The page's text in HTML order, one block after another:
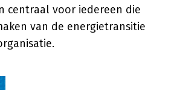
centraal voor iedereen die
van de energietransitie